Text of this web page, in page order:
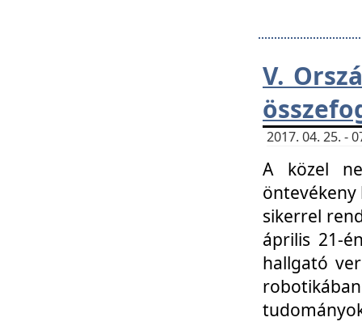
V.
2017. 04. 25. -
A közel
öntevékeny
sikerrel
április 21-
hallgató